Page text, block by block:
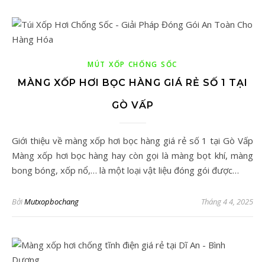
MÚT XỐP CHỐNG SỐC
MÀNG XỐP HƠI BỌC HÀNG GIÁ RẺ SỐ 1 TẠI
GÒ VẤP
Giới thiệu về màng xốp hơi bọc hàng giá rẻ số 1 tại Gò Vấp
Màng xốp hơi bọc hàng hay còn gọi là màng bọt khí, màng
bong bóng, xốp nổ,… là một loại vật liệu đóng gói được…
BởiMutxopbochang Tháng 4 4, 2025